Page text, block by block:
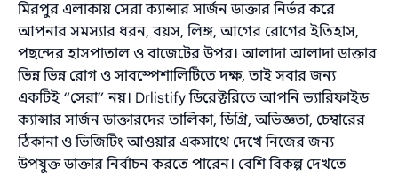
মিরপুর এলাকায় সেরা ক্যান্সার সার্জন ডাক্তার নির্ভর করে
আপনার সমস্যার ধরন, বয়স, লিঙ্গ, আগের রোগের ইতিহাস,
পছন্দের হাসপাতাল ও বাজেটের উপর। আলাদা আলাদা ডাক্তার
ভিন্ন ভিন্ন রোগ ও সাবস্পেশালিটিতে দক্ষ, তাই সবার জন্য
একটিই “সেরা” নয়। Drlistify ডিরেক্টরিতে আপনি ভ্যারিফাইড
ক্যান্সার সার্জন ডাক্তারদের তালিকা, ডিগ্রি, অভিজ্ঞতা, চেম্বারের
ঠিকানা ও ভিজিটিং আওয়ার একসাথে দেখে নিজের জন্য
উপযুক্ত ডাক্তার নির্বাচন করতে পারেন। বেশি বিকল্প দেখতে